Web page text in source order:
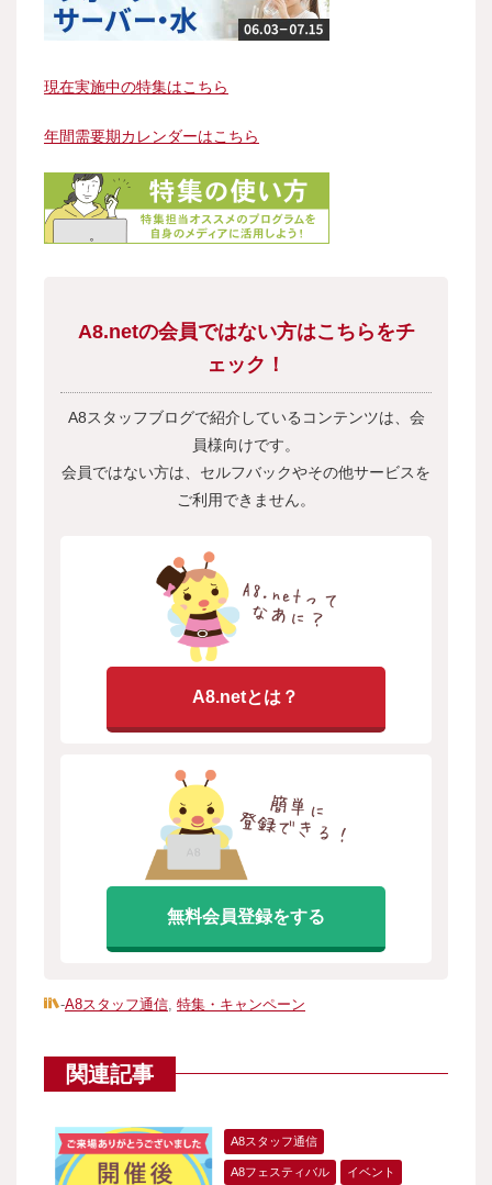
現在実施中の特集はこちら
年間需要期カレンダーはこちら
A8.netの会員ではない方はこちらをチ
ェック！
A8スタッフブログで紹介しているコンテンツは、会
員様向けです。
会員ではない方は、セルフバックやその他サービスを
ご利用できません。
A8.netとは？
無料会員登録をする
-A8スタッフ通信 特集・キャンペーン
関連記事
A8スタッフ通信
A8フェスティバル イベント